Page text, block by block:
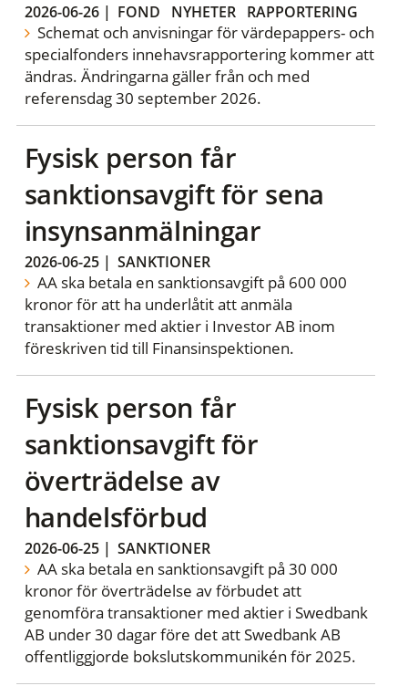
2026-06-26| FOND NYHETER RAPPORTERING
Schemat och anvisningar för värdepappers- och
specialfonders innehavsrapportering kommer att
ändras. Ändringarna gäller från och med
referensdag 30 september 2026.
Fysisk person får
sanktionsavgift för sena
insynsanmälningar
2026-06-25| SANKTIONER
AA ska betala en sanktionsavgift på 600 000
kronor för att ha underlåtit att anmäla
transaktioner med aktier i Investor AB inom
föreskriven tid till Finansinspektionen.
Fysisk person får
sanktionsavgift för
överträdelse av
handelsförbud
2026-06-25| SANKTIONER
AA ska betala en sanktionsavgift på 30 000
kronor för överträdelse av förbudet att
genomföra transaktioner med aktier i Swedbank
AB under 30 dagar före det att Swedbank AB
offentliggjorde bokslutskommunikén för 2025.